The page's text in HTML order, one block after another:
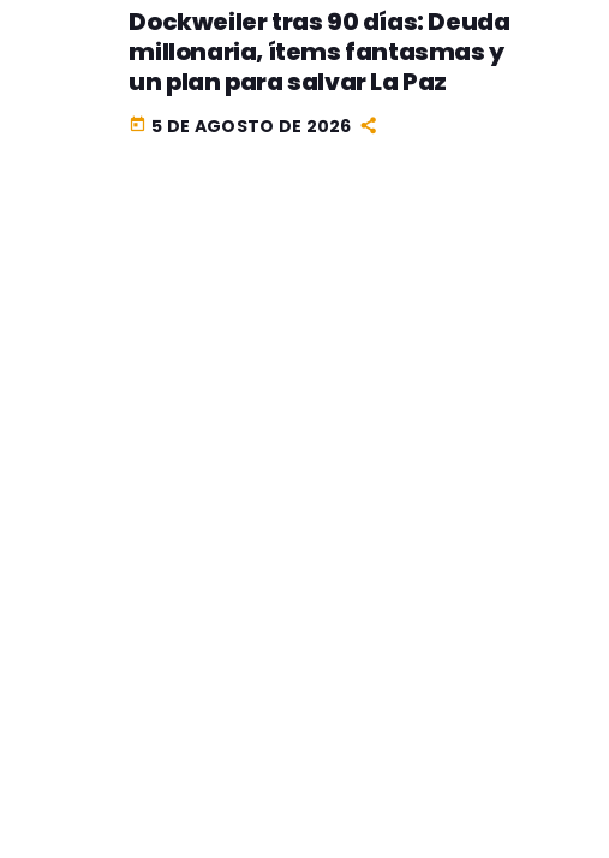
Dockweiler tras 90 días: Deuda
millonaria, ítems fantasmas y
un plan para salvar La Paz
today 5 DE AGOSTO DE 2026